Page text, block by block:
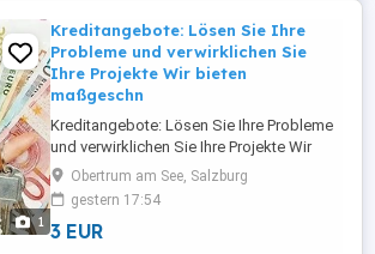
1
Kreditangebote: Lösen Sie Ihre
Probleme und verwirklichen Sie
Ihre Projekte Wir bieten
maßgeschn
Kreditangebote: Lösen Sie Ihre Probleme
und verwirklichen Sie Ihre Projekte Wir
bieten maßgeschneiderte Finanzierungs-
und Investitionslösungen für
Privatpersonen, Unternehmer, KMU und
Großunternehmen in ganz Europa und
Obertrum am See, Salzburg
gestern 17:54
3 EUR